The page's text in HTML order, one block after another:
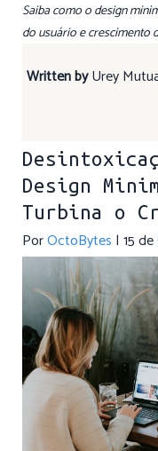
Saiba como o design
do usuário e crescimento
Written byUrey
Design
Turbina o
PorOctoBytes | 15